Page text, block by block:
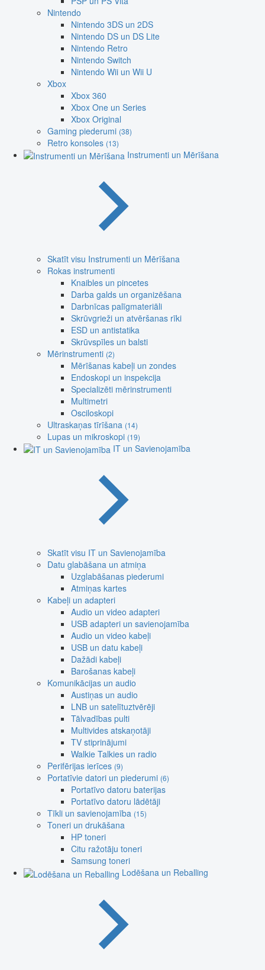
Nintendo
Nintendo 3DS un 2DS
Nintendo DS un DS Lite
Nintendo Retro
Nintendo Switch
Nintendo Wii un Wii U
Xbox
Xbox 360
Xbox One un Series
Xbox Original
Gaming piederumi (38)
Retro konsoles (13)
Instrumenti un Mērīšana
Skatīt visu Instrumenti un Mērīšana
Rokas instrumenti
Knaibles un pincetes
Darba galds un organizēšana
Darbnīcas palīgmateriāli
Skrūvgrieži un atvēršanas rīki
ESD un antistatika
Skrūvspīles un balsti
Mērinstrumenti (2)
Mērīšanas kabeļi un zondes
Endoskopi un inspekcija
Specializēti mērinstrumenti
Multimetri
Osciloskopi
Ultraskaņas tīrīšana (14)
Lupas un mikroskopi (19)
IT un Savienojamība
Skatīt visu IT un Savienojamība
Datu glabāšana un atmiņa
Uzglabāšanas piederumi
Atmiņas kartes
Kabeļi un adapteri
Audio un video adapteri
USB adapteri un savienojamība
Audio un video kabeļi
USB un datu kabeļi
Dažādi kabeļi
Barošanas kabeļi
Komunikācijas un audio
Austiņas un audio
LNB un satelītuztvērēji
Tālvadības pulti
Multivides atskaņotāji
TV stiprinājumi
Walkie Talkies un radio
Perifērijas ierīces (9)
Portatīvie datori un piederumi (6)
Portatīvo datoru baterijas
Portatīvo datoru lādētāji
Tīkli un savienojamība (15)
Toneri un drukāšana
HP toneri
Citu ražotāju toneri
Samsung toneri
Lodēšana un Reballing